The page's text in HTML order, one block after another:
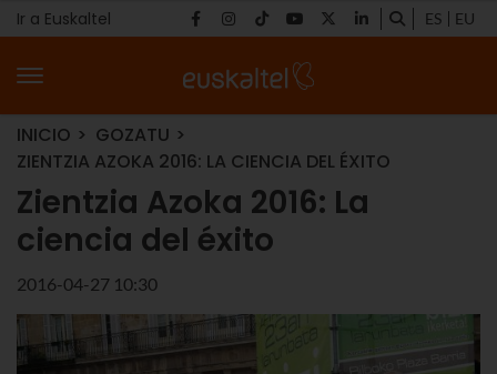
Ir a Euskaltel ES EU
INICIO
GOZATU
ZIENTZIA AZOKA 2016: LA CIENCIA DEL ÉXITO
Zientzia Azoka 2016: La
ciencia del éxito
2016-04-27 10:30